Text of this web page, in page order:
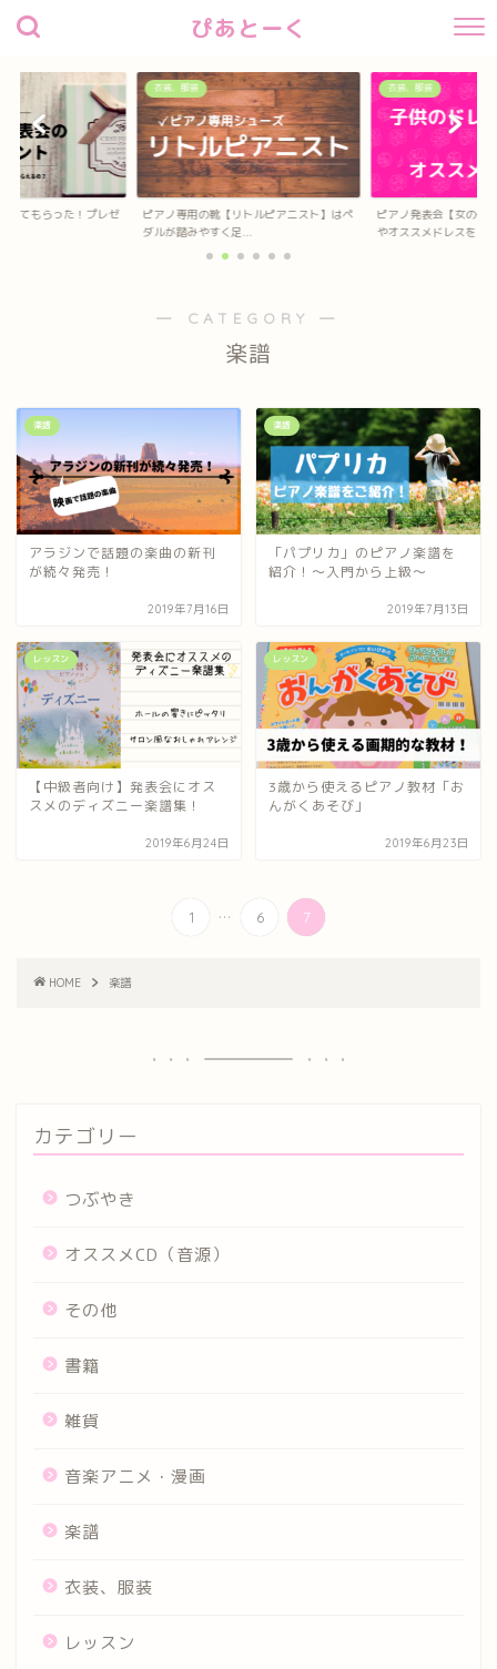
ぴあとーく
してもらった！プレゼ
衣装、服装
ピアノ専用の靴【リトルピアニスト】はペ
ダルが踏みやすく足...
衣装、服装
ピアノ発表会【女の子
やオススメドレスを...
― CATEGORY ―
楽譜
楽譜
アラジンで話題の楽曲の新刊
が続々発売！
2019年7月16日
楽譜
「パプリカ」のピアノ楽譜を
紹介！〜入門から上級〜
2019年7月13日
レッスン
【中級者向け】発表会にオス
スメのディズニー楽譜集！
2019年6月24日
レッスン
3歳から使えるピアノ教材「お
んがくあそび」
2019年6月23日
1 ... 6 7
HOME 楽譜
カテゴリー
つぶやき
オススメCD（音源）
その他
書籍
雑貨
音楽アニメ・漫画
楽譜
衣装、服装
レッスン